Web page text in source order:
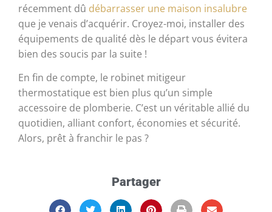
récemment dû débarrasser une maison insalubre
que je venais d’acquérir. Croyez-moi, installer des
équipements de qualité dès le départ vous évitera
bien des soucis par la suite !
En fin de compte, le robinet mitigeur
thermostatique est bien plus qu’un simple
accessoire de plomberie. C’est un véritable allié du
quotidien, alliant confort, économies et sécurité.
Alors, prêt à franchir le pas ?
Partager